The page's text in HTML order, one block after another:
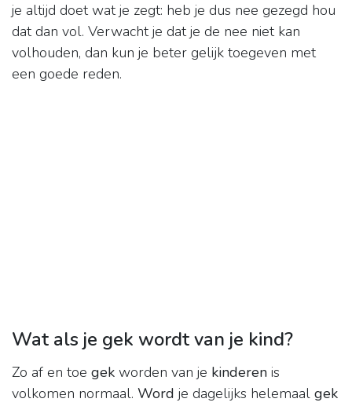
je altijd doet wat je zegt: heb je dus nee gezegd hou
dat dan vol. Verwacht je dat je de nee niet kan
volhouden, dan kun je beter gelijk toegeven met
een goede reden.
Wat als je gek wordt van je kind?
Zo af en toe gek worden van je kinderen is
volkomen normaal. Word je dagelijks helemaal gek